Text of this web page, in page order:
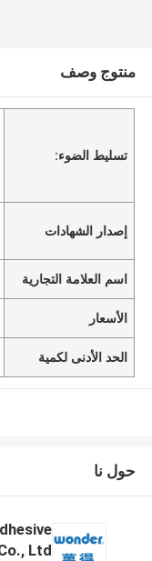
منتوج وصف
تسليط الضوء:
إصدار الشهادات
اسم العلامة التجارية
الأسعار
الحد الأدنى لكمية
حول نا